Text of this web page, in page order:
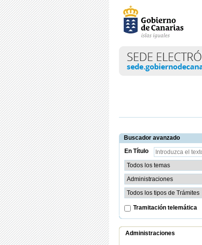
Buscador avanzado
En Título
Tramitación telemática
Administraciones